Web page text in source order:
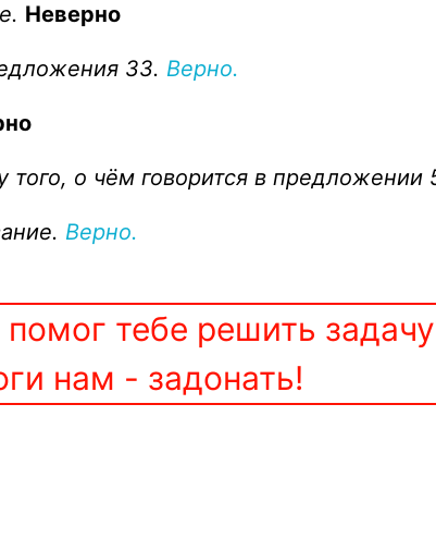
Неверно
33. Верно.
о чём говорится в предложении
Верно.
тебе решить
нам - задонать!